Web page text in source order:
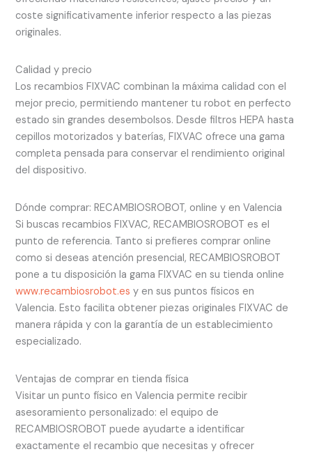
coste significativamente inferior respecto a las piezas
originales.
Calidad y precio
Los recambios FIXVAC combinan la máxima calidad con el
mejor precio, permitiendo mantener tu robot en perfecto
estado sin grandes desembolsos. Desde filtros HEPA hasta
cepillos motorizados y baterías, FIXVAC ofrece una gama
completa pensada para conservar el rendimiento original
del dispositivo.
Dónde comprar: RECAMBIOSROBOT, online y en Valencia
Si buscas recambios FIXVAC, RECAMBIOSROBOT es el
punto de referencia. Tanto si prefieres comprar online
como si deseas atención presencial, RECAMBIOSROBOT
pone a tu disposición la gama FIXVAC en su tienda online
www.recambiosrobot.es y en sus puntos físicos en
Valencia. Esto facilita obtener piezas originales FIXVAC de
manera rápida y con la garantía de un establecimiento
especializado.
Ventajas de comprar en tienda física
Visitar un punto físico en Valencia permite recibir
asesoramiento personalizado: el equipo de
RECAMBIOSROBOT puede ayudarte a identificar
exactamente el recambio que necesitas y ofrecer